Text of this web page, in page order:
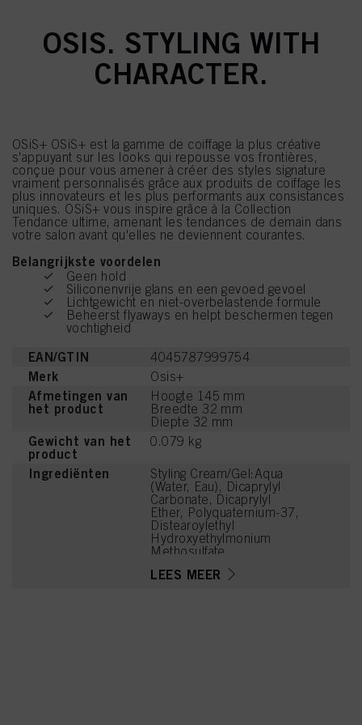
OSIS. STYLING WITH
CHARACTER.
OSiS+ OSiS+ est la gamme de coiffage la plus créative
s'appuyant sur les looks qui repousse vos frontières,
conçue pour vous amener à créer des styles signature
vraiment personnalisés grâce aux produits de coiffage les
plus innovateurs et les plus performants aux consistances
uniques. OSiS+ vous inspire grâce à la Collection
Tendance ultime, amenant les tendances de demain dans
votre salon avant qu'elles ne deviennent courantes.
Belangrijkste voordelen
Geen hold
Siliconenvrije glans en een gevoed gevoel
Lichtgewicht en niet-overbelastende formule
Beheerst flyaways en helpt beschermen tegen
vochtigheid
EAN/GTIN 4045787999754
Merk Osis+
Afmetingen van
het product
Hoogte 145 mm
Breedte 32 mm
Diepte 32 mm
Gewicht van het
product
0.079 kg
Ingrediënten
Styling Cream/Gel:Aqua
(Water, Eau), Dicaprylyl
Carbonate, Dicaprylyl
Ether, Polyquaternium-37,
Distearoylethyl
Hydroxyethylmonium
Methosulfate,
(Shea) Butter, Parfum
LEES MEER